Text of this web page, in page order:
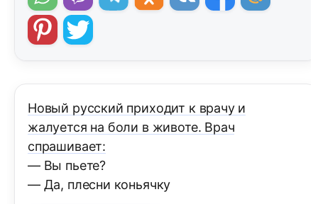
Hовый русский приходит к врачу и
жалуется на боли в животе. Врач
спрашивает:
— Вы пьете?
— Да, плесни коньячку